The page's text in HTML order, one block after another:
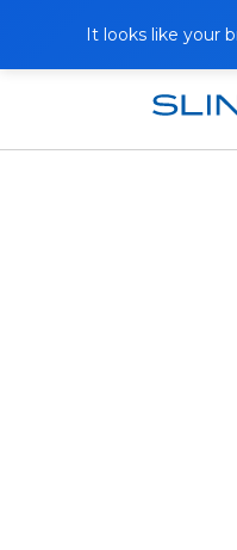
It looks like your
Accueil